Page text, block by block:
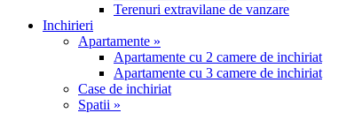
Terenuri extravilane de vanzare
Inchirieri
Apartamente »
Apartamente cu 2 camere de inchiriat
Apartamente cu 3 camere de inchiriat
Case de inchiriat
Spatii »